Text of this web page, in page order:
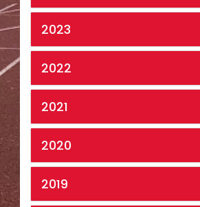
2023
2022
2021
2020
2019